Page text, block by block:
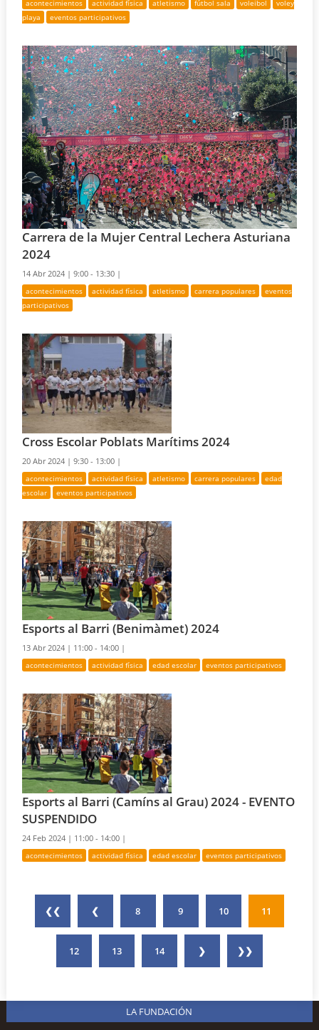
acontecimientos actividad física atletismo fútbol sala voleibol
voley
playa
eventos participativos
Carrera de la Mujer Central Lechera Asturiana
2024
14 Abr 2024 |9:00 - 13:30 |
acontecimientos actividad física atletismo carrera populares
eventos
participativos
Cross Escolar Poblats Marítims 2024
20 Abr 2024 |9:30 - 13:00 |
acontecimientos actividad física atletismo carrera populares
edad
escolar
eventos participativos
Esports al Barri (Benimàmet) 2024
13 Abr 2024 | 11:00 - 14:00 |
acontecimientos actividad física edad escolar eventos participativos
Esports al Barri (Camíns al Grau) 2024 - EVENTO
SUSPENDIDO
24 Feb 2024 | 11:00 - 14:00 |
acontecimientos actividad física edad escolar eventos participativos
❮❮ ❮ 8 9 10 11
12 13 14 ❯ ❯❯
LA FUNDACIÓN